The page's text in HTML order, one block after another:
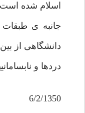
اسلام شده است
جانبه ی
دانشگاهی از بین
دردها و
6/2/1350